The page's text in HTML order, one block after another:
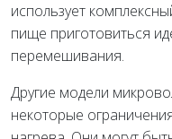
использует
пище приготовиться
перемешивания.
Другие модели
некоторые